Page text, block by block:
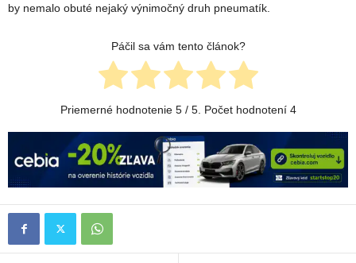
by nemalo obuté nejaký výnimočný druh pneumatík.
Páčil sa vám tento článok?
Priemerné hodnotenie 5/ 5. Počet hodnotení 4